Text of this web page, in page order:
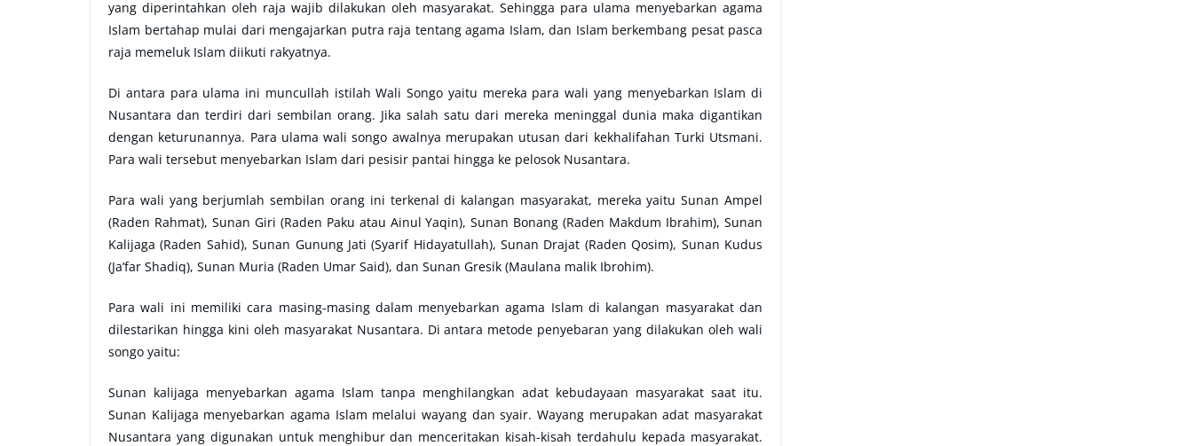
yang diperintahkan oleh raja wajib dilakukan oleh masyarakat. Sehingga para ulama menyebarkan agama
Islam bertahap mulai dari mengajarkan putra raja tentang agama Islam, dan Islam berkembang pesat pasca
raja memeluk Islam diikuti rakyatnya.
Di antara para ulama ini muncullah istilah Wali Songo yaitu mereka para wali yang menyebarkan Islam di
Nusantara dan terdiri dari sembilan orang. Jika salah satu dari mereka meninggal dunia maka digantikan
dengan keturunannya. Para ulama wali songo awalnya merupakan utusan dari kekhalifahan Turki Utsmani.
Para wali tersebut menyebarkan Islam dari pesisir pantai hingga ke pelosok Nusantara.
Para wali yang berjumlah sembilan orang ini terkenal di kalangan masyarakat, mereka yaitu Sunan Ampel
(Raden Rahmat), Sunan Giri (Raden Paku atau Ainul Yaqin), Sunan Bonang (Raden Makdum Ibrahim), Sunan
Kalijaga (Raden Sahid), Sunan Gunung Jati (Syarif Hidayatullah), Sunan Drajat (Raden Qosim), Sunan Kudus
(Ja’far Shadiq), Sunan Muria (Raden Umar Said), dan Sunan Gresik (Maulana malik Ibrohim).
Para wali ini memiliki cara masing-masing dalam menyebarkan agama Islam di kalangan masyarakat dan
dilestarikan hingga kini oleh masyarakat Nusantara. Di antara metode penyebaran yang dilakukan oleh wali
songo yaitu:
Sunan kalijaga menyebarkan agama Islam tanpa menghilangkan adat kebudayaan masyarakat saat itu.
Sunan Kalijaga menyebarkan agama Islam melalui wayang dan syair. Wayang merupakan adat masyarakat
Nusantara yang digunakan untuk menghibur dan menceritakan kisah-kisah terdahulu kepada masyarakat.